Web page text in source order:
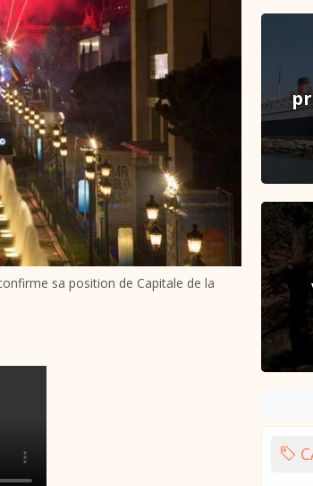
sa position de Capitale de la